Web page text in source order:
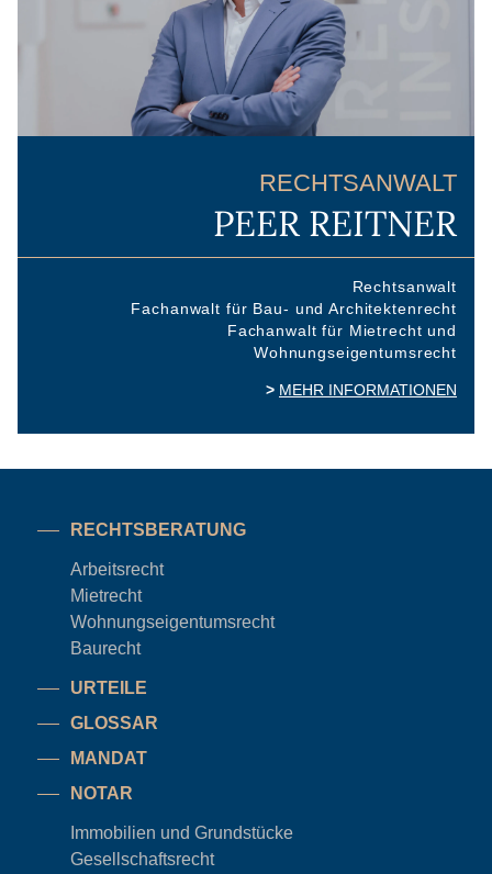
RECHTSANWALT
PEER REITNER
Rechtsanwalt
Fachanwalt für Bau- und Architektenrecht
Fachanwalt für Mietrecht und
Wohnungseigentumsrecht
MEHR INFORMATIONEN
RECHTSBERATUNG
Arbeitsrecht
Mietrecht
Wohnungseigentumsrecht
Baurecht
URTEILE
GLOSSAR
MANDAT
NOTAR
Immobilien und Grundstücke
Gesellschaftsrecht